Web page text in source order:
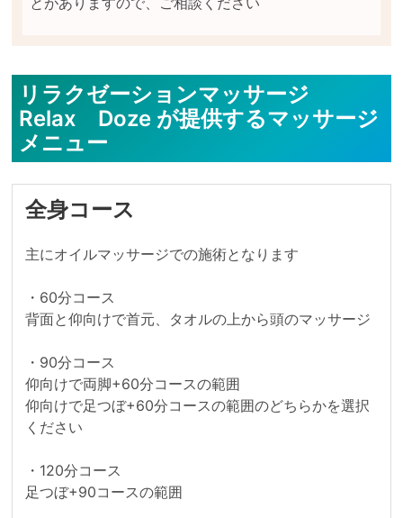
リラクゼーションマッサージ
Relax Doze が提供するマッサージ
メニュー
全身コース
主にオイルマッサージでの施術となります
・60分コース
背面と仰向けで首元、タオルの上から頭のマッサージ
・90分コース
仰向けで両脚+60分コースの範囲
仰向けで足つぼ+60分コースの範囲のどちらかを選択
ください
・120分コース
足つぼ+90コースの範囲